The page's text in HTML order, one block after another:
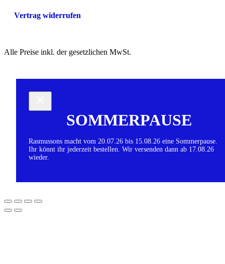
Vertrag widerrufen
Alle Preise inkl. der gesetzlichen MwSt.
SOMMERPAUSE
Rasmussons macht vom 20.07.26 bis 15.08.26 eine Sommerpause.
Ihr könnt ihr jederzeit bestellen. Wir versenden dann ab 17.08.26
wieder.